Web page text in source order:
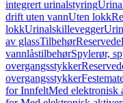
integrert urinalstyring
drift uten vannUten lokk
lokkUrinalskillevegger
av glassTilbehør
vannlåstilbehørSpylerør,
overgangsstykker
overgangsstykker
for InnfeltMed elektronisk